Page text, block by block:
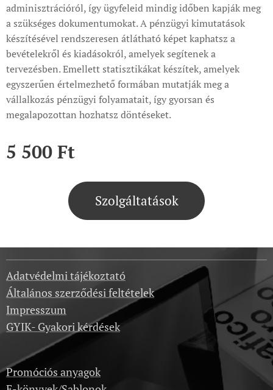
adminisztrációról, így ügyfeleid mindig időben kapják meg
a szükséges dokumentumokat. A pénzügyi kimutatások
készítésével rendszeresen átlátható képet kaphatsz a
bevételekről és kiadásokról, amelyek segítenek a
tervezésben. Emellett statisztikákat készítek, amelyek
egyszerűen értelmezhető formában mutatják meg a
vállalkozás pénzügyi folyamatait, így gyorsan és
megalapozottan hozhatsz döntéseket.
5 500 Ft
Szolgáltatások
Adatvédelmi tájékoztató
Általános szerződési feltételek
Impresszum
GYIK- Gyakori kérdések
Promóciós anyagok